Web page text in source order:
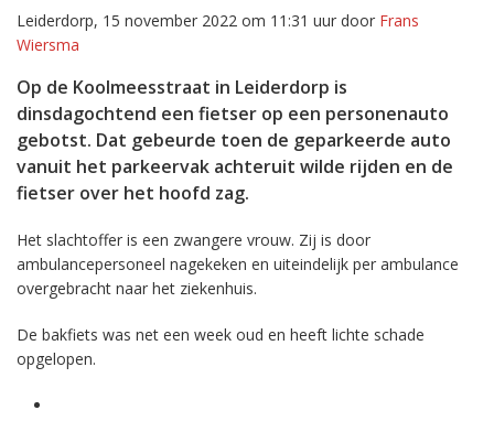
Leiderdorp, 15 november 2022 om 11:31 uur door Frans
Wiersma
Op de Koolmeesstraat in Leiderdorp is
dinsdagochtend een fietser op een personenauto
gebotst. Dat gebeurde toen de geparkeerde auto
vanuit het parkeervak achteruit wilde rijden en de
fietser over het hoofd zag.
Het slachtoffer is een zwangere vrouw. Zij is door
ambulancepersoneel nagekeken en uiteindelijk per ambulance
overgebracht naar het ziekenhuis.
De bakfiets was net een week oud en heeft lichte schade
opgelopen.